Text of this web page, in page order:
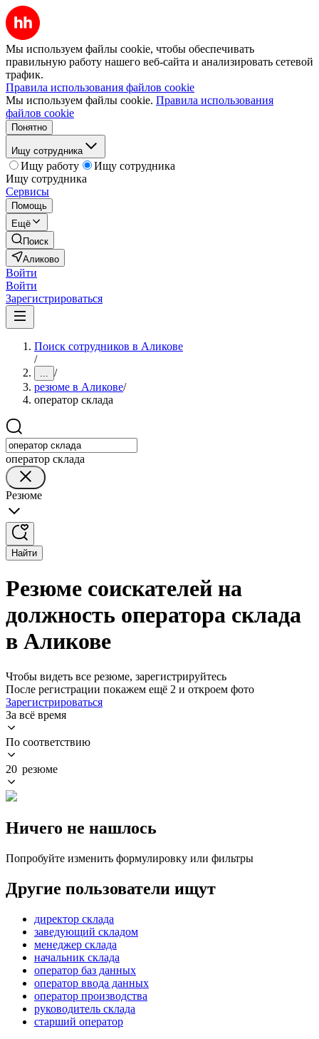
Мы используем файлы cookie, чтобы обеспечивать
правильную работу нашего веб-сайта и анализировать сетевой
трафик.
Правила использования файлов cookie
Мы используем файлы cookie. Правила использования
файлов cookie
Понятно
Ищу сотрудника
Ищу работу
Ищу сотрудника
Ищу сотрудника
Сервисы
Помощь
Ещё
Поиск
Аликово
Войти
Войти
Зарегистрироваться
Поиск сотрудников в Аликове
/
... /
резюме в Аликове/
оператор склада
оператор склада
Резюме
Найти
Резюме соискателей на
должность оператора склада
в Аликове
Чтобы видеть все резюме, зарегистрируйтесь
После регистрации покажем ещё 2 и откроем фото
Зарегистрироваться
За всё время
По соответствию
20 резюме
Ничего не нашлось
Попробуйте изменить формулировку или фильтры
Другие пользователи ищут
директор склада
заведующий складом
менеджер склада
начальник склада
оператор баз данных
оператор ввода данных
оператор производства
руководитель склада
старший оператор